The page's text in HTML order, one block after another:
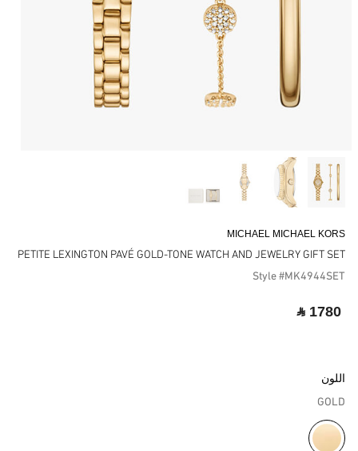
MICHAEL MICHAEL KORS
PETITE LEXINGTON PAVÉ GOLD-TONE WATCH AND JEWELRY GIFT SET
Style #MK4944SET
‎ ⃁ 1780 ‎
اللون
GOLD